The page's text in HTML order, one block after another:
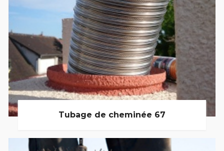
Tubage de cheminée 67